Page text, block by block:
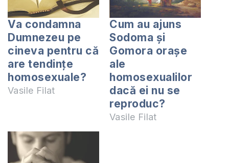
Va condamna
Dumnezeu pe
cineva pentru că
are tendințe
homosexuale?
Vasile Filat
Cum au ajuns
Sodoma și
Gomora orașe
ale
homosexualilor
dacă ei nu se
reproduc?
Vasile Filat